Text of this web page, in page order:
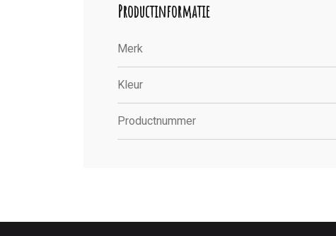
Productinformatie
Merk
Kleur
Productnummer